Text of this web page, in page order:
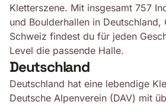
Kletterszene. Mit insgesamt 757
und Boulderhallen in Deutschland,
Schweiz findest du für jeden
Level die passende Halle.
Deutschland
Deutschland hat eine lebendige
Deutsche Alpenverein (DAV) mit